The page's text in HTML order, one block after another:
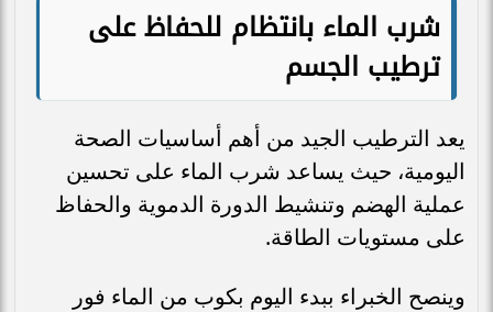
شرب الماء بانتظام للحفاظ على
ترطيب الجسم
يعد الترطيب الجيد من أهم أساسيات الصحة
اليومية، حيث يساعد شرب الماء على تحسين
عملية الهضم وتنشيط الدورة الدموية والحفاظ
على مستويات الطاقة.
وينصح الخبراء ببدء اليوم بكوب من الماء فور